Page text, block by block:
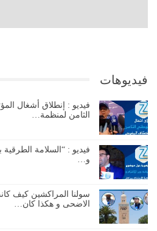
فيديوهات
فيديو : إنطلاق أشغال
الثامن لمنظمة…
فيديو : “السلامة الطرقية
و…
سولنا المراكشين كيف
الاضحى و هكذا كان…